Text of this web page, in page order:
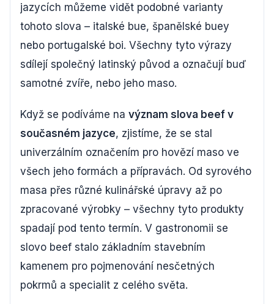
jazycích můžeme vidět podobné varianty
tohoto slova – italské bue, španělské buey
nebo portugalské boi. Všechny tyto výrazy
sdílejí společný latinský původ a označují buď
samotné zvíře, nebo jeho maso.
Když se podíváme na význam slova beef v
současném jazyce, zjistíme, že se stal
univerzálním označením pro hovězí maso ve
všech jeho formách a přípravách. Od syrového
masa přes různé kulinářské úpravy až po
zpracované výrobky – všechny tyto produkty
spadají pod tento termín. V gastronomii se
slovo beef stalo základním stavebním
kamenem pro pojmenování nesčetných
pokrmů a specialit z celého světa.